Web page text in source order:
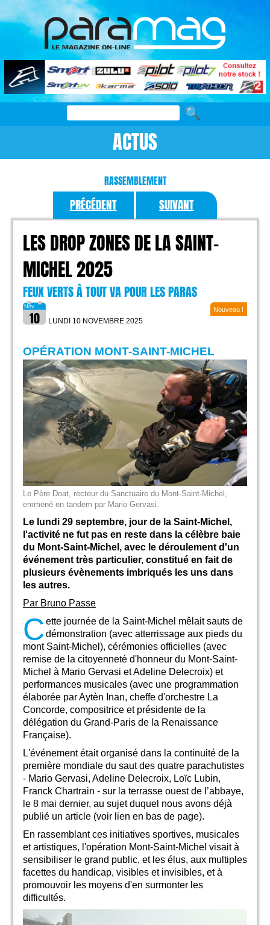
ACTUS
RASSEMBLEMENT
PRÉCÉDENT SUIVANT
LES DROP ZONES DE LA SAINT-
MICHEL 2025
FEUX VERTS À TOUT VA POUR LES PARAS
LUNDI 10 NOVEMBRE 2025
Nouveau !
OPÉRATION MONT-SAINT-MICHEL
Le Père Doat, recteur du Sanctuaire du Mont-Saint-Michel,
emmené en tandem par Mario Gervasi.
Le lundi 29 septembre, jour de la Saint-Michel,
l'activité ne fut pas en reste dans la célèbre baie
du Mont-Saint-Michel, avec le déroulement d'un
événement très particulier, constitué en fait de
plusieurs évènements imbriqués les uns dans
les autres.
Par Bruno Passe
C ette journée de la Saint-Michel mêlait sauts de
démonstration (avec atterrissage aux pieds du
mont Saint-Michel), cérémonies officielles (avec
remise de la citoyenneté d'honneur du Mont-Saint-
Michel à Mario Gervasi et Adeline Delecroix) et
performances musicales (avec une programmation
élaborée par Aytèn Inan, cheffe d'orchestre La
Concorde, compositrice et présidente de la
délégation du Grand-Paris de la Renaissance
Française).
L'événement était organisé dans la continuité de la
première mondiale du saut des quatre parachutistes
- Mario Gervasi, Adeline Delecroix, Loïc Lubin,
Franck Chartrain - sur la terrasse ouest de l’abbaye,
le 8 mai dernier, au sujet duquel nous avons déjà
publié un article (voir lien en bas de page).
En rassemblant ces initiatives sportives, musicales
et artistiques, l'opération Mont-Saint-Michel visait à
sensibiliser le grand public, et les élus, aux multiples
facettes du handicap, visibles et invisibles, et à
promouvoir les moyens d'en surmonter les
difficultés.